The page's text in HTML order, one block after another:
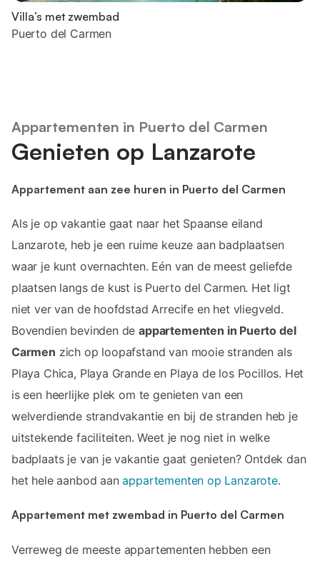
Villa’s met zwembad
Puerto del Carmen
Appartementen in Puerto del Carmen
Genieten op Lanzarote
Appartement aan zee huren in Puerto del Carmen
Als je op vakantie gaat naar het Spaanse eiland
Lanzarote, heb je een ruime keuze aan badplaatsen
waar je kunt overnachten. Eén van de meest geliefde
plaatsen langs de kust is Puerto del Carmen. Het ligt
niet ver van de hoofdstad Arrecife en het vliegveld.
Bovendien bevinden deappartementen in Puerto del
Carmen zich op loopafstand van mooie stranden als
Playa Chica, Playa Grande en Playa de los Pocillos. Het
is een heerlijke plek om te genieten van een
welverdiende strandvakantie en bij de stranden heb je
uitstekende faciliteiten. Weet je nog niet in welke
badplaats je van je vakantie gaat genieten? Ontdek dan
het hele aanbod aanappartementen op Lanzarote.
Appartement met zwembad in Puerto del Carmen
Verreweg de meeste appartementen hebben een